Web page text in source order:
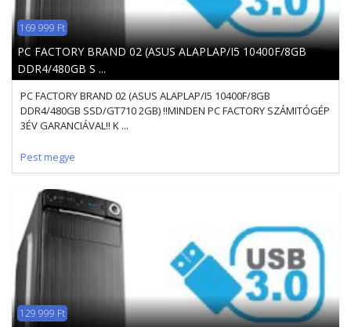
169 999 Ft
PC FACTORY BRAND 02 (ASUS ALAPLAP/I5 10400F/8GB
DDR4/480GB S ...
PC FACTORY BRAND 02 (ASUS ALAPLAP/I5 10400F/8GB
DDR4/480GB SSD/GT710 2GB) !!MINDEN PC FACTORY SZÁMITÓGÉP
3ÉV GARANCIÁVAL!! K ...
Pest megye
129 999 Ft